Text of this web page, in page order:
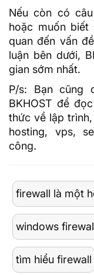
Nếu còn có
hoặc muốn
quan đến vấn
luận bên dưới,
gian sớm nhất.
P/s: Bạn cũng
BKHOST để
thức về lập
hosting, vps,
công.
firewall là một
windows
tìm hiểu firewall